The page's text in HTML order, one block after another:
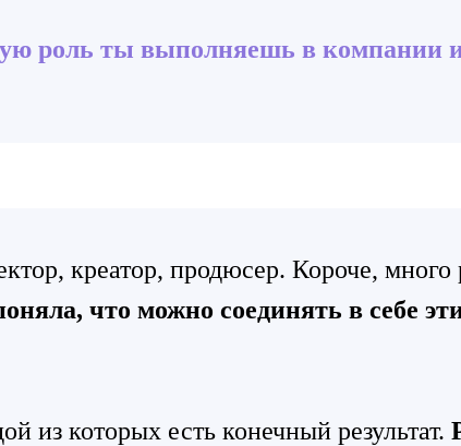
роль ты выполняешь в компании
креатор, продюсер. Короче, много
что можно соединять в себе
из которых есть конечный результат.